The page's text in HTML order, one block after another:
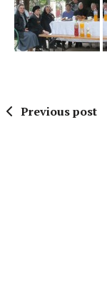
Previous post